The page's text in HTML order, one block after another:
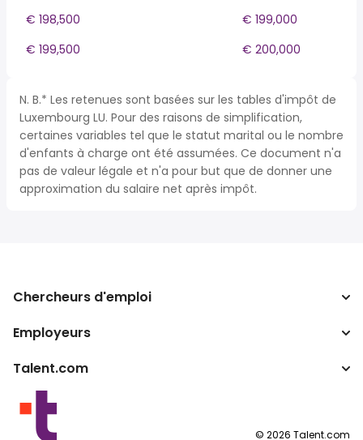
€ 198,500
€ 199,000
€ 199,500
€ 200,000
N. B.* Les retenues sont basées sur les tables d'impôt de
Luxembourg LU. Pour des raisons de simplification,
certaines variables tel que le statut marital ou le nombre
d'enfants à charge ont été assumées. Ce document n'a
pas de valeur légale et n'a pour but que de donner une
approximation du salaire net après impôt.
Chercheurs d'emploi
Recherche d'emploi
Convertisseur de salaire
Employeurs
Entreprises
Programmes partenaires
Talent.com
Autres pays
Conditions d’utilisation
© 2026 Talent.com